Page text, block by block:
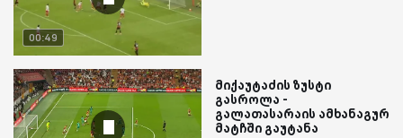
00:49
მიქაუტაძის ზუსტი
გასროლა -
გალათასარაის ამხანაგურ
მატჩში გაუტანა